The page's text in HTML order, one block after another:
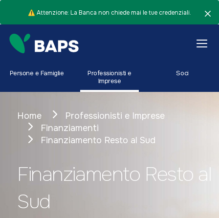
⚠️ Attenzione: La Banca non chiede mai le tue credenziali.
Persone e Famiglie
Professionisti e
Imprese
Soci
Home
Professionisti e Imprese
Finanziamenti
Finanziamento Resto al Sud
Finanziamento Resto al
Sud